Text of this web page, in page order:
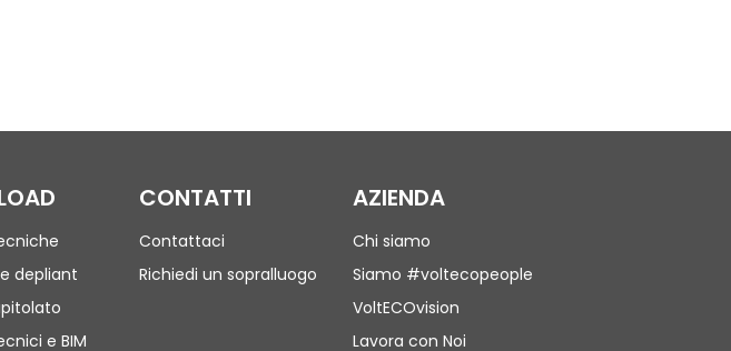
depliant
e BIM
CONTATTI
Contattaci
Richiedi un sopralluogo
AZIENDA
Chi siamo
Siamo #voltecopeople
VoltECOvision
Lavora con Noi